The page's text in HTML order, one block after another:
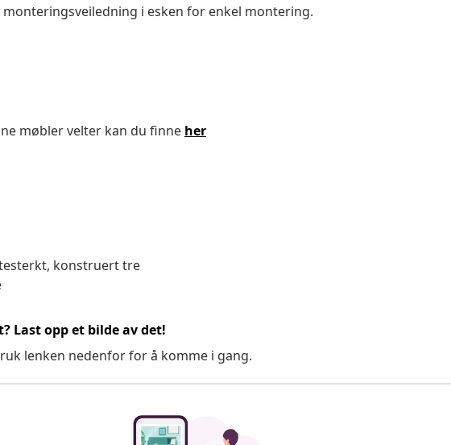
i esken for enkel montering.
møbler velter kan du finne her
konstruert tre
Last opp et bilde av det!
lenken nedenfor for å komme i gang.